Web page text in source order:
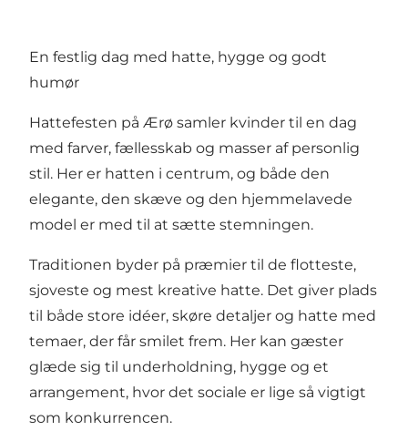
En festlig dag med hatte, hygge og godt
humør
Hattefesten på Ærø samler kvinder til en dag
med farver, fællesskab og masser af personlig
stil. Her er hatten i centrum, og både den
elegante, den skæve og den hjemmelavede
model er med til at sætte stemningen.
Traditionen byder på præmier til de flotteste,
sjoveste og mest kreative hatte. Det giver plads
til både store idéer, skøre detaljer og hatte med
temaer, der får smilet frem. Her kan gæster
glæde sig til underholdning, hygge og et
arrangement, hvor det sociale er lige så vigtigt
som konkurrencen.